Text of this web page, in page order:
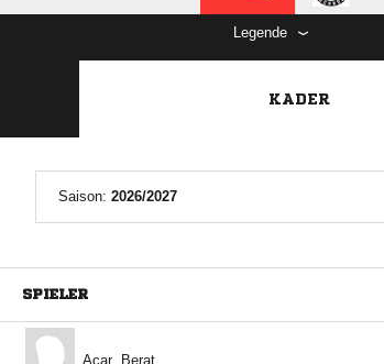
Legende
KADER
Saison: 2026/2027
SPIELER
 